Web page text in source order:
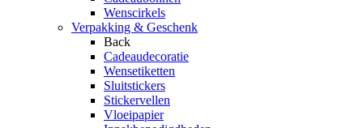
Wenscirkels
Verpakking & Geschenk
Back
Cadeaudecoratie
Wensetiketten
Sluitstickers
Stickervellen
Vloeipapier